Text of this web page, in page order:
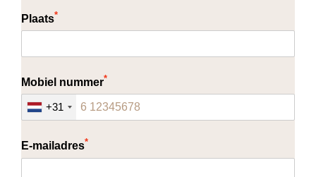
Plaats*
Mobiel nummer*
+31
E-mailadres*